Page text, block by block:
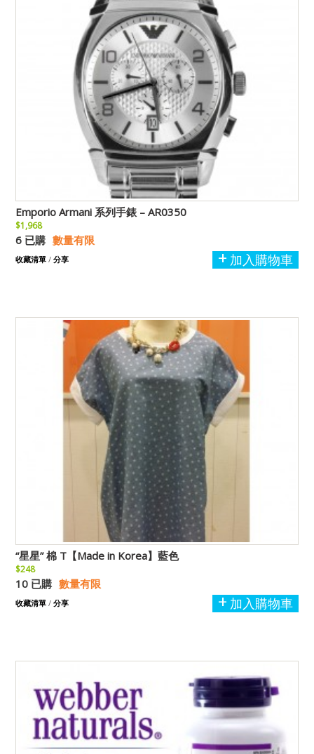
Emporio Armani 系列手錶 – AR0350
$1,968
6 已購 數量有限
加入購物車
收藏清單 / 分享
“星星” 棉 T【Made in Korea】藍色
$248
10 已購 數量有限
加入購物車
收藏清單 / 分享